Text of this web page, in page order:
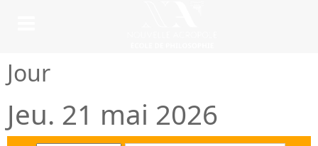
Jour
Jeu. 21 mai 2026